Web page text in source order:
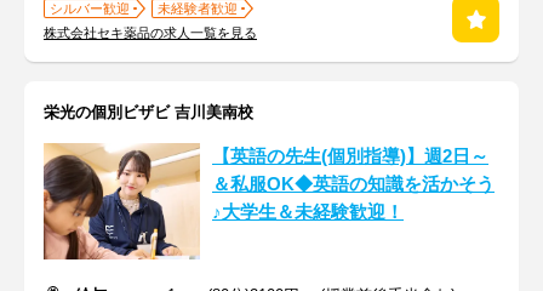
シルバー歓迎
未経験者歓迎
株式会社セキ薬品の求人一覧を見る
栄光の個別ビザビ 吉川美南校
【英語の先生(個別指導)】週2日～
＆私服OK◆英語の知識を活かそう
♪大学生＆未経験歓迎！